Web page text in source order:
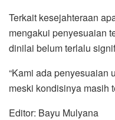
Terkait kesejahteraan
mengakui penyesuaian
dinilai belum terlalu
“Kami ada penyesuaian
meski kondisinya masih
Editor: Bayu Mulyana